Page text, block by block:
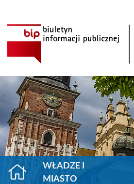
WŁADZE I
MIASTO